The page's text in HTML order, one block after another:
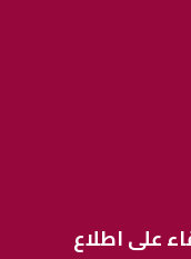
على اطلاع